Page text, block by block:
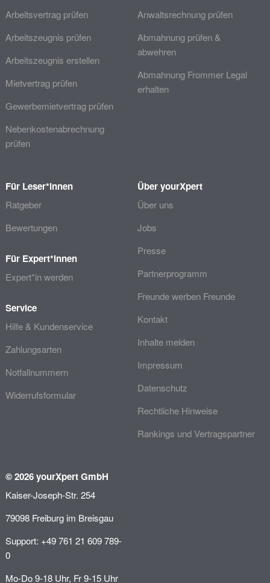
Arbeitsvertrag prüfen
Arbeitszeugnis prüfen
Arbeitszeugnis erstellen
Mietvertrag prüfen
Gewerbemietvertrag prüfen
Nebenkostenabrechnung
prüfen
Anwaltsrechnung prüfen
Abmahnung prüfen &
abwehren
Abmahnung Frommer Legal
erhalten
Für Leser*innen
Ratgeber
Bewertungen
Für Expert*innen
Expert*in werden
Service
Hilfe & Kundenservice
Zahlungsarten
Notfallnummern
Widerrufsformular
Über yourXpert
Über uns
Jobs
Presse
Partnerprogramm
Freunde werben Freunde
Kontakt
Inhalte melden
Impressum
Datenschutz
Rechtliche Hinweise
Rankings und Vertragspartner
© 2026 yourXpert GmbH
Kaiser-Joseph-Str. 254
79098 Freiburg im Breisgau
Support: +49 761 21 609 789-
0
Mo-Do 9-18 Uhr, Fr 9-15 Uhr